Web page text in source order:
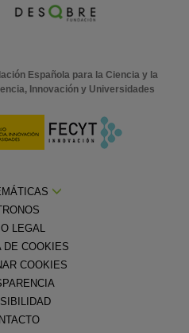
Española para la Ciencia y la
Innovación y Universidades
LEGAL
DE COOKIES
COOKIES